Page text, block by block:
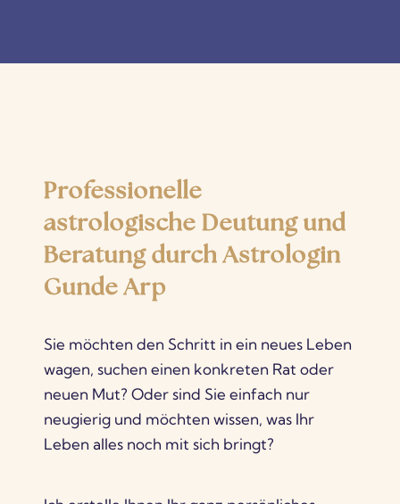
Professionelle
astrologische Deutung und
Beratung durch Astrologin
Gunde Arp
Sie möchten den Schritt in ein neues Leben
wagen, suchen einen konkreten Rat oder
neuen Mut? Oder sind Sie einfach nur
neugierig und möchten wissen, was Ihr
Leben alles noch mit sich bringt?